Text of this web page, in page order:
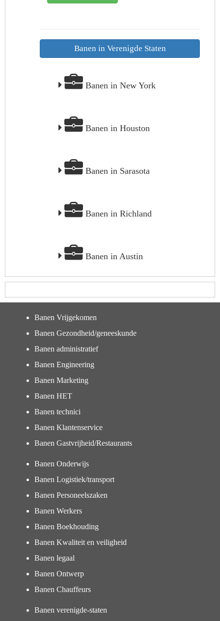
Banen in Verenigde Staten
Banen in New York
Banen in Houston
Banen in Sarasota
Banen in Richland
Banen in Austin
Banen Vrijgekomen
Banen Gezondheid/geneeskunde
Banen administratief
Banen Engineering
Banen Marketing
Banen HET
Banen technici
Banen Klantenservice
Banen Gastvrijheid/Restaurants
Banen Onderwijs
Banen Logistiek/transport
Banen Personeelszaken
Banen Werkers
Banen Boekhouding
Banen Kwaliteit en veiligheid
Banen legaal
Banen Ontwerp
Banen Chauffeurs
Banen verenigde-staten